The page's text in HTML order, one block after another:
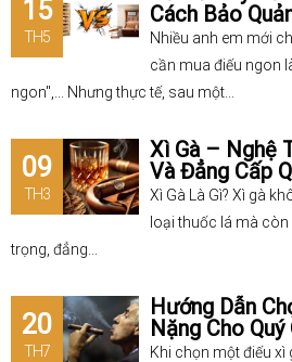
15
TH5
Cách Bảo
Nhiều anh em mới
cần mua điếu ngon
ngon",... Nhưng thực tế, sau một...
09
TH3
Xì Gà – Nghệ
Và Đẳng Cấp
Xì Gà Là Gì? Xì gà
loại thuốc lá mà
trọng, đẳng...
20
TH7
Hướng Dẫn
Nặng Cho
Khi chọn một điếu xì